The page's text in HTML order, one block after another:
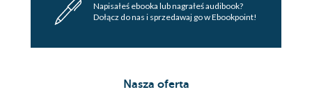
Napisałeś ebooka lub nagrałeś audibook?
Dołącz do nas i sprzedawaj go w Ebookpoint!
Nasza oferta